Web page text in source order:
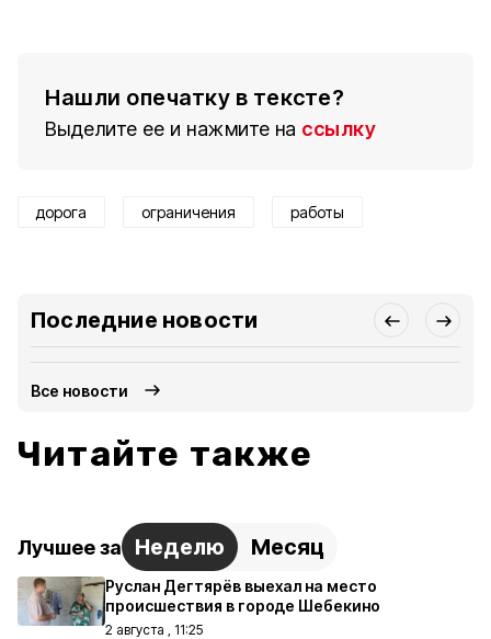
Нашли опечатку в тексте?
Выделите ее и нажмите на ссылку
дорога ограничения работы
Последние новости
Все новости
Читайте также
Лучшее за Неделю Месяц
Руслан Дегтярёв выехал на место
происшествия в городе Шебекино
2 августа , 11:25